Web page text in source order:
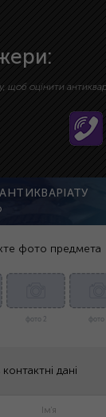
щоб оцінити
фото предмета
фото 2 фото
дані